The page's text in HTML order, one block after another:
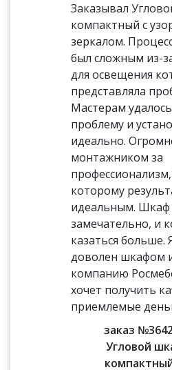
Заказывал
компактный с
зеркалом.
был сложным из-
для освещения
представляла
Мастерам
проблему и
идеально.
монтажником за
которому
идеальным. Шкаф
замечательно, и
казаться больше.
доволен шкафом
компанию
хочет получить
приемлемые
заказ
Угловой